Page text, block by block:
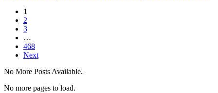
1
2
3
…
468
Next
No More Posts Available.
No more pages to load.